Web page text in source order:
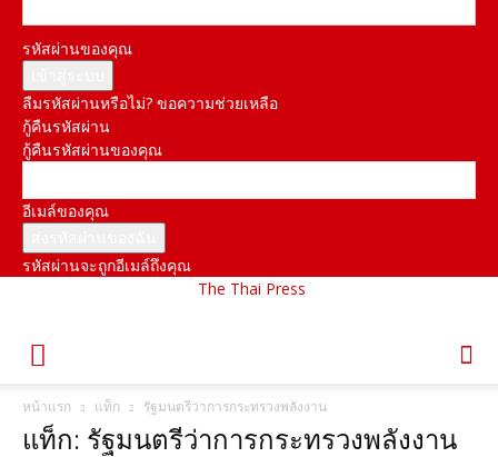
รหัสผ่านของคุณ
ลืมรหัสผ่านหรือไม่? ขอความช่วยเหลือ
กู้คืนรหัสผ่าน
กู้คืนรหัสผ่านของคุณ
อีเมล์ของคุณ
รหัสผ่านจะถูกอีเมล์ถึงคุณ
The Thai Press
หน้าแรก แท็ก รัฐมนตรีว่าการกระทรวงพลังงาน
แท็ก: รัฐมนตรีว่าการกระทรวงพลังงาน